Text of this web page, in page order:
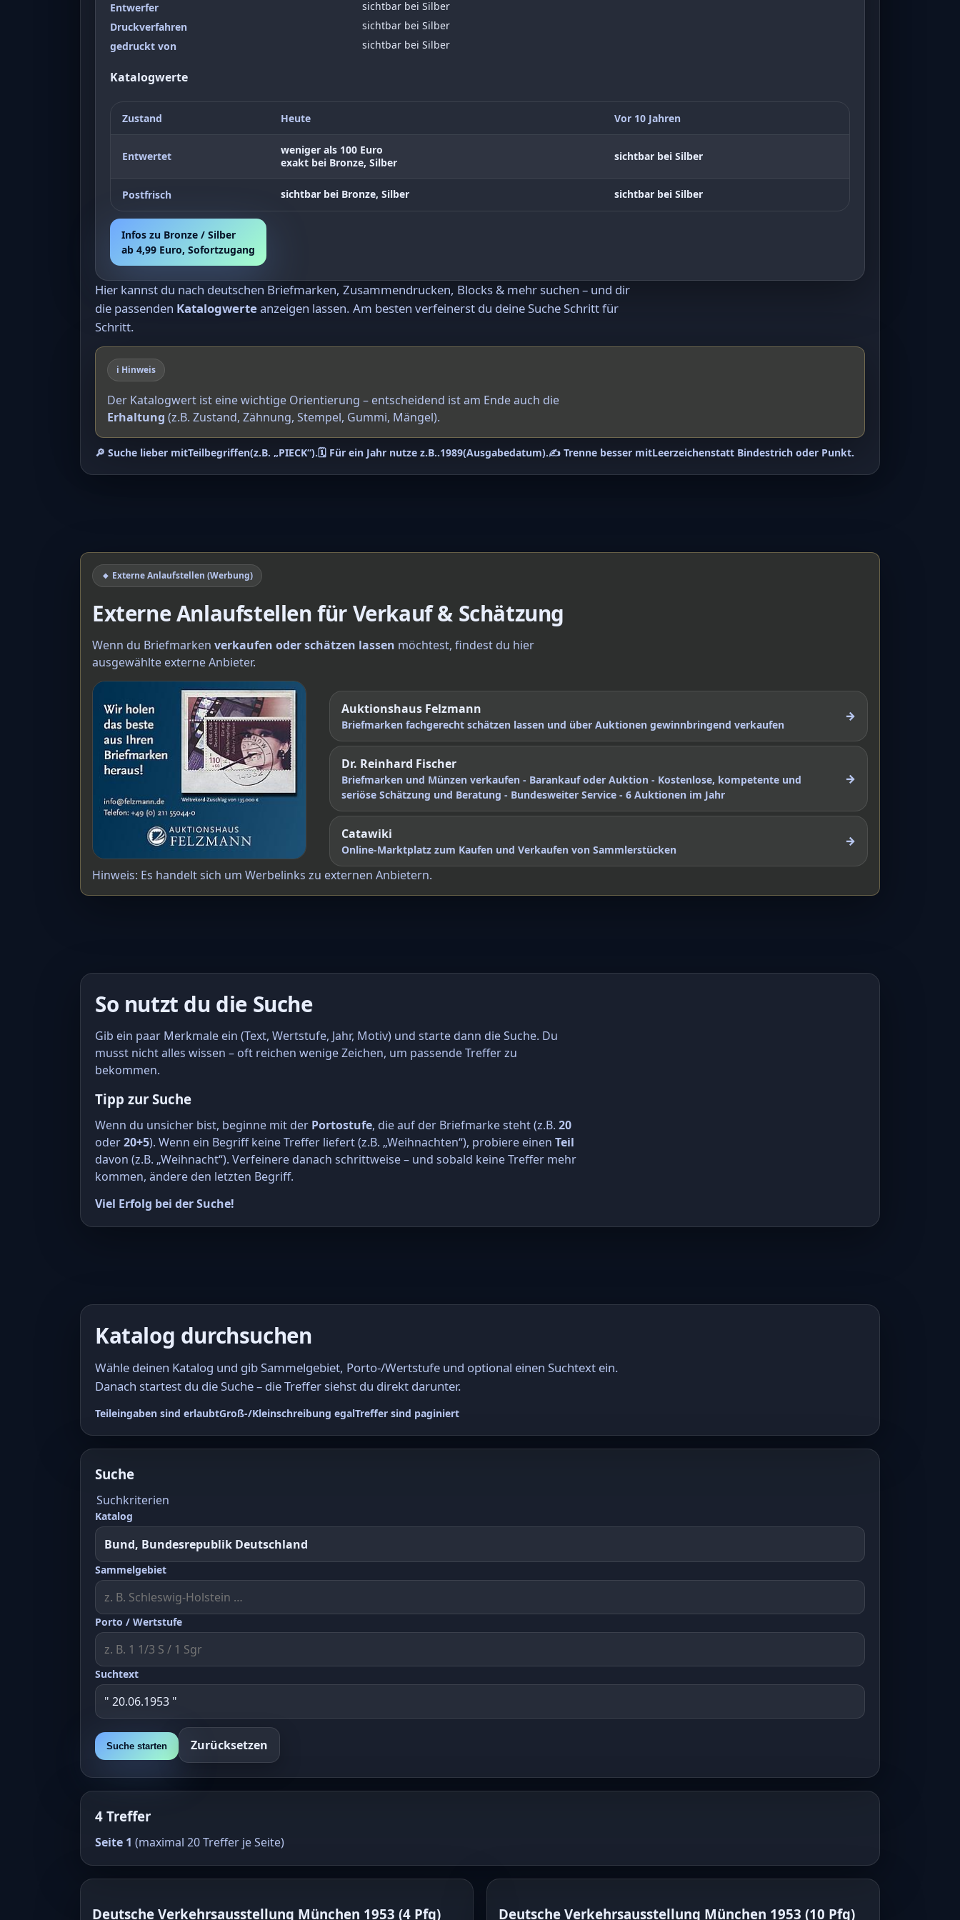
Entwerfer
sichtbar bei Silber
Druckverfahren
sichtbar bei Silber
gedruckt von
sichtbar bei Silber
Katalogwerte
Zustand Heute Vor 10 Jahren
Entwertet
weniger als 100 Euro
exakt bei Bronze, Silber
sichtbar bei Silber
Postfrisch sichtbar bei Bronze, Silber sichtbar bei Silber
Infos zu Bronze / Silber
ab 4,99 Euro, Sofortzugang
Hier kannst du nach deutschen Briefmarken, Zusammendrucken, Blocks & mehr suchen – und dir
die passenden Katalogwerteanzeigen lassen. Am besten verfeinerst du deine Suche Schritt für
Schritt.
ℹ️ Hinweis
Der Katalogwert ist eine wichtige Orientierung – entscheidend ist am Ende auch die
Erhaltung (z.B. Zustand, Zähnung, Stempel, Gummi, Mängel).
🔎 Suche lieber mitTeilbegriffen(z.B. „PIECK“).🗓️ Für ein Jahr nutze z.B..1989(Ausgabedatum).✍️ Trenne besser mitLeerzeichenstatt Bindestrich oder Punkt.
🔸 Externe Anlaufstellen (Werbung)
Externe Anlaufstellen für Verkauf & Schätzung
Wenn du Briefmarken verkaufen oder schätzen lassen möchtest, findest du hier
ausgewählte externe Anbieter.
Auktionshaus Felzmann
Briefmarken fachgerecht schätzen lassen und über Auktionen gewinnbringend verkaufen
→
Dr. Reinhard Fischer
Briefmarken und Münzen verkaufen - Barankauf oder Auktion - Kostenlose, kompetente und
seriöse Schätzung und Beratung - Bundesweiter Service - 6 Auktionen im Jahr
→
Catawiki
Online-Marktplatz zum Kaufen und Verkaufen von Sammlerstücken
→
Hinweis: Es handelt sich um Werbelinks zu externen Anbietern.
So nutzt du die Suche
Gib ein paar Merkmale ein (Text, Wertstufe, Jahr, Motiv) und starte dann die Suche. Du
musst nicht alles wissen – oft reichen wenige Zeichen, um passende Treffer zu
bekommen.
Tipp zur Suche
Wenn du unsicher bist, beginne mit der Portostufe, die auf der Briefmarke steht (z.B. 20
oder20+5). Wenn ein Begriff keine Treffer liefert (z.B. „Weihnachten“), probiere einen Teil
davon (z.B. „Weihnacht“). Verfeinere danach schrittweise – und sobald keine Treffer mehr
kommen, ändere den letzten Begriff.
Viel Erfolg bei der Suche!
Katalog durchsuchen
Wähle deinen Katalog und gib Sammelgebiet, Porto-/Wertstufe und optional einen Suchtext ein.
Danach startest du die Suche – die Treffer siehst du direkt darunter.
Teileingaben sind erlaubtGroß-/Kleinschreibung egalTreffer sind paginiert
Suche
Suchkriterien
Katalog
Sammelgebiet
Porto / Wertstufe
Suchtext
Suche starten Zurücksetzen
4 Treffer
Seite 1 (maximal 20 Treffer je Seite)
Deutsche Verkehrsausstellung München 1953 (4 Pfg) Deutsche Verkehrsausstellung München 1953 (10 Pfg)